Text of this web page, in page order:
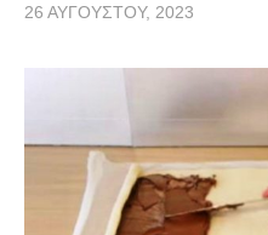
26 ΑΥΓΟΎΣΤΟΥ, 2023